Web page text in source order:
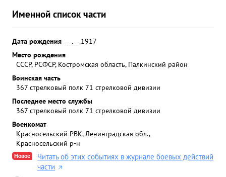
Именной список части
Дата рождения
__.__.1917
Место рождения
СССР, РСФСР, Костромская область, Палкинский район
Воинская часть
367 стрелковый полк 71 стрелковой дивизии
Последнее место службы
367 стрелковый полк 71 стрелковой дивизии
Военкомат
Красносельский РВК, Ленинградская обл.,
Красносельский р-н
Новое
Читать об этих событиях в журнале боевых действий
части